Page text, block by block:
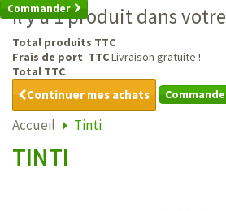
Commander
Il y a 1 produit dans
Total produits TTC
Frais de port TTCLivraison gratuite !
Total TTC
Continuer mes achats
Accueil Tinti
TINTI